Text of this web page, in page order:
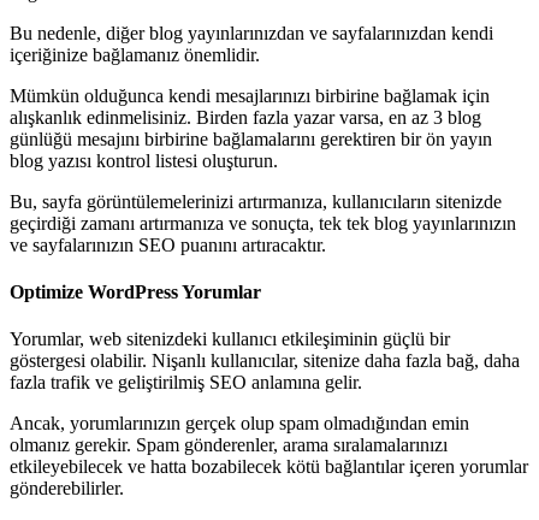
Bu nedenle, diğer blog yayınlarınızdan ve sayfalarınızdan kendi
içeriğinize bağlamanız önemlidir.
Mümkün olduğunca kendi mesajlarınızı birbirine bağlamak için
alışkanlık edinmelisiniz. Birden fazla yazar varsa, en az 3 blog
günlüğü mesajını birbirine bağlamalarını gerektiren bir ön yayın
blog yazısı kontrol listesi oluşturun.
Bu, sayfa görüntülemelerinizi artırmanıza, kullanıcıların sitenizde
geçirdiği zamanı artırmanıza ve sonuçta, tek tek blog yayınlarınızın
ve sayfalarınızın SEO puanını artıracaktır.
Optimize WordPress Yorumlar
Yorumlar, web sitenizdeki kullanıcı etkileşiminin güçlü bir
göstergesi olabilir. Nişanlı kullanıcılar, sitenize daha fazla bağ, daha
fazla trafik ve geliştirilmiş SEO anlamına gelir.
Ancak, yorumlarınızın gerçek olup spam olmadığından emin
olmanız gerekir. Spam gönderenler, arama sıralamalarınızı
etkileyebilecek ve hatta bozabilecek kötü bağlantılar içeren yorumlar
gönderebilirler.